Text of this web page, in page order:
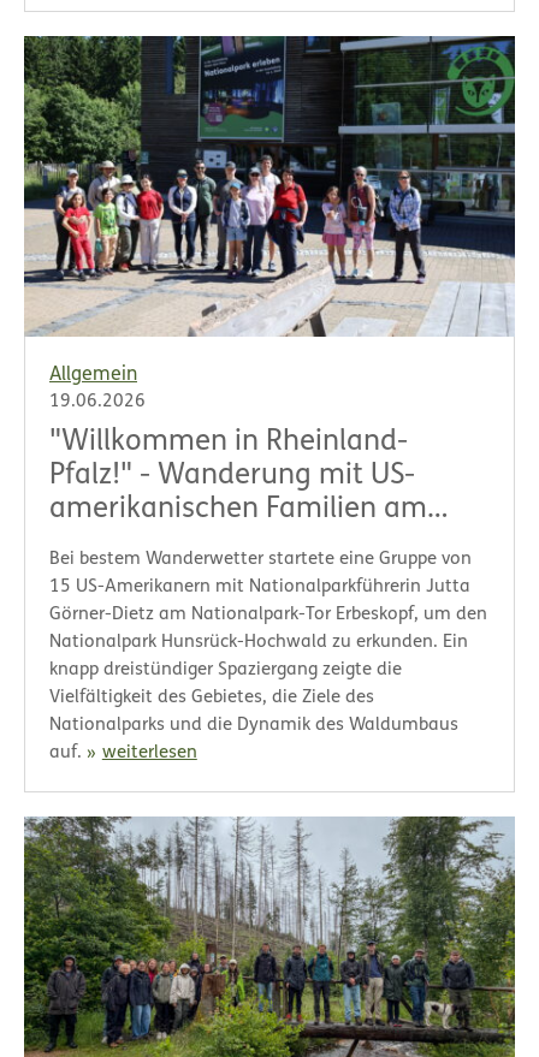
Allgemein
19.06.2026
"Willkommen in Rheinland-
Pfalz!" - Wanderung mit US-
amerikanischen Familien am
Erbeskopf
Bei bestem Wanderwetter startete eine Gruppe von
15 US-Amerikanern mit Nationalparkführerin Jutta
Görner-Dietz am Nationalpark-Tor Erbeskopf, um den
Nationalpark Hunsrück-Hochwald zu erkunden. Ein
knapp dreistündiger Spaziergang zeigte die
Vielfältigkeit des Gebietes, die Ziele des
Nationalparks und die Dynamik des Waldumbaus
auf.
weiterlesen